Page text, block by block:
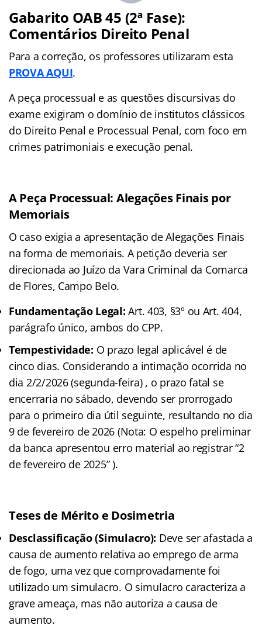
Gabarito OAB 45 (2ª Fase):
Comentários Direito Penal
Para a correção, os professores utilizaram esta
PROVA AQUI.
A peça processual e as questões discursivas do
exame exigiram o domínio de institutos clássicos
do Direito Penal e Processual Penal, com foco em
crimes patrimoniais e execução penal.
A Peça Processual: Alegações Finais por
Memoriais
O caso exigia a apresentação de Alegações Finais
na forma de memoriais. A petição deveria ser
direcionada ao Juízo da Vara Criminal da Comarca
de Flores, Campo Belo.
Fundamentação Legal: Art. 403, §3º ou Art. 404,
parágrafo único, ambos do CPP.
Tempestividade: O prazo legal aplicável é de
cinco dias. Considerando a intimação ocorrida no
dia 2/2/2026 (segunda-feira) , o prazo fatal se
encerraria no sábado, devendo ser prorrogado
para o primeiro dia útil seguinte, resultando no dia
9 de fevereiro de 2026 (Nota: O espelho preliminar
da banca apresentou erro material ao registrar “2
de fevereiro de 2025” ).
Teses de Mérito e Dosimetria
Desclassificação (Simulacro): Deve ser afastada a
causa de aumento relativa ao emprego de arma
de fogo, uma vez que comprovadamente foi
utilizado um simulacro. O simulacro caracteriza a
grave ameaça, mas não autoriza a causa de
aumento.